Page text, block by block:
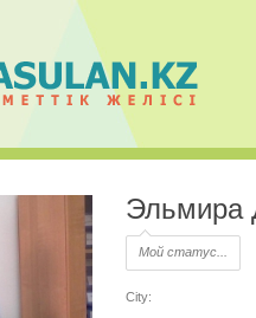
Эльмира
Мой статус...
City: